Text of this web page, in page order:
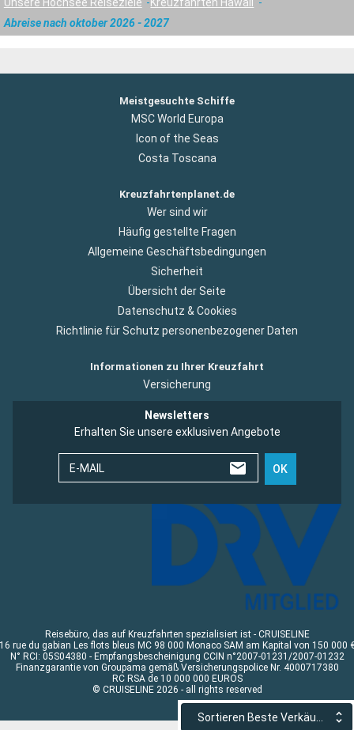
Abreise nach oktober 2026 - 2027
Meistgesuchte Schiffe
MSC World Europa
Icon of the Seas
Costa Toscana
Kreuzfahrtenplanet.de
Wer sind wir
Häufig gestellte Fragen
Allgemeine Geschäftsbedingungen
Sicherheit
Übersicht der Seite
Datenschutz & Cookies
Richtlinie für Schutz personenbezogener Daten
Informationen zu Ihrer Kreuzfahrt
Versicherung
Newsletters
Erhalten Sie unsere exklusiven Angebote
E-MAIL OK
Reisebüro, das auf Kreuzfahrten spezialisiert ist - CRUISELINE
rue du gabian Les flots bleus MC 98 000 Monaco SAM am Kapital von 150 000
N° RCI: 05S04380 - Empfangsbescheinigung CCIN n°2007-01231/2007-01232
Finanzgarantie von Groupama gemäß Versicherungspolice Nr. 4000717380
RC RSA de 10 000 000 EUROS
© CRUISELINE 2026 - all rights reserved